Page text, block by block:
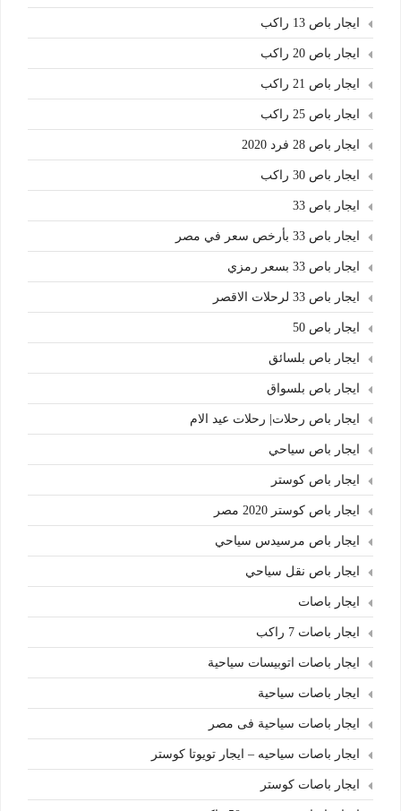
ايجار باص 13 راكب
ايجار باص 20 راكب
ايجار باص 21 راكب
ايجار باص 25 راكب
ايجار باص 28 فرد 2020
ايجار باص 30 راكب
ايجار باص 33
ايجار باص 33 بأرخص سعر في مصر
ايجار باص 33 بسعر رمزي
ايجار باص 33 لرحلات الاقصر
ايجار باص 50
ايجار باص بلسائق
ايجار باص بلسواق
ايجار باص رحلات| رحلات عيد الام
ايجار باص سياحي
ايجار باص كوستر
ايجار باص كوستر 2020 مصر
ايجار باص مرسيدس سياحي
ايجار باص نقل سياحي
ايجار باصات
ايجار باصات 7 راكب
ايجار باصات اتوبيسات سياحية
ايجار باصات سياحية
ايجار باصات سياحية فى مصر
ايجار باصات سياحيه – ايجار تويوتا كوستر
ايجار باصات كوستر